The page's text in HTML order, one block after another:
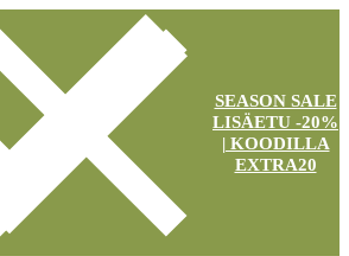
SEASON SALE
LISÄETU -20%
| KOODILLA
EXTRA20